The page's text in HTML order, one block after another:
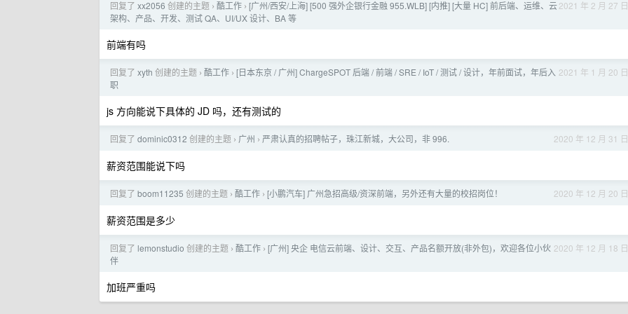
2021 年 2 月 27 日
回复了 xx2056 创建的主题 › 酷工作 › [广州/西安/上海] [500 强外企银行金融 955.WLB] [内推] [大量 HC] 前后端、运维、云
架构、产品、开发、测试 QA、UI/UX 设计、BA 等
前端有吗
2021 年 1 月 20 日
回复了 xyth 创建的主题 › 酷工作 › [日本东京 / 广州] ChargeSPOT 后端 / 前端 / SRE / IoT / 测试 / 设计，年前面试，年后入
职
js 方向能说下具体的 JD 吗，还有测试的
2020 年 12 月 31 日
回复了 dominic0312 创建的主题 › 广州 › 严肃认真的招聘帖子，珠江新城，大公司，非 996.
薪资范围能说下吗
2020 年 12 月 20 日
回复了 boom11235 创建的主题 › 酷工作 › [小鹏汽车] 广州急招高级/资深前端，另外还有大量的校招岗位！
薪资范围是多少
2020 年 12 月 18 日
回复了 lemonstudio 创建的主题 › 酷工作 › [广州] 央企 电信云前端、设计、交互、产品名额开放(非外包)，欢迎各位小伙
伴
加班严重吗